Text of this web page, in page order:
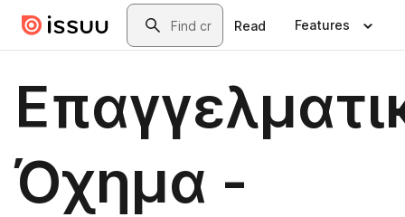
Skip to main contentSearch
Read Features
Όχημα -